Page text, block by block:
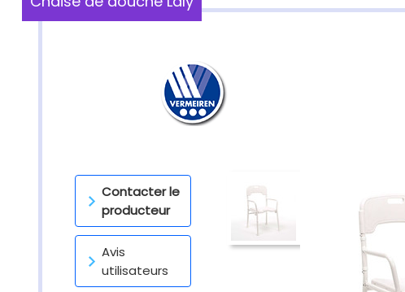
Contacter le
producteur
Avis
utilisateurs